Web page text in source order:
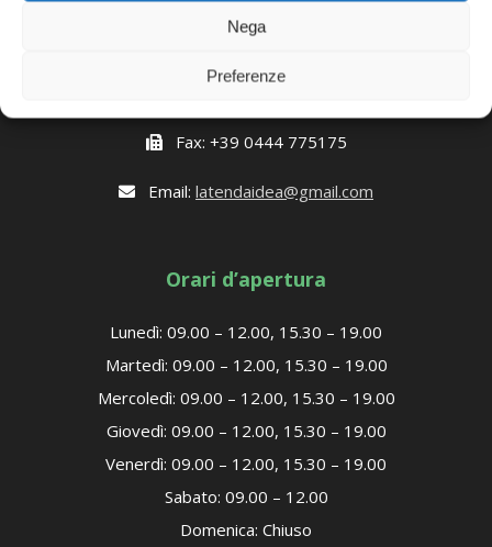
Nega
Preferenze
36045 – Alonte (VI)
Fax: +39 0444 775175
Email: latendaidea@gmail.com
Orari d’apertura
Lunedì: 09.00 – 12.00, 15.30 – 19.00
Martedì: 09.00 – 12.00, 15.30 – 19.00
Mercoledì: 09.00 – 12.00, 15.30 – 19.00
Giovedì: 09.00 – 12.00, 15.30 – 19.00
Venerdì: 09.00 – 12.00, 15.30 – 19.00
Sabato: 09.00 – 12.00
Domenica: Chiuso